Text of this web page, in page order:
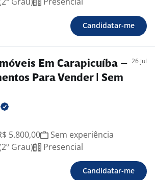
Candidatar-me
Em Carapicuíba –
Para Vender | Sem
26 jul
5.800,00
Sem experiência
Grau)
Presencial
Candidatar-me